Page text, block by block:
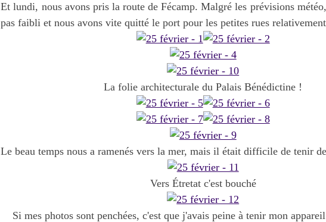
Et lundi, nous avons pris la route de Fécamp. Malgré les prévisions
pas faibli et nous avons vite quitté le port pour les petites rues
La folie architecturale du Palais Bénédictine !
Le beau temps nous a ramenés vers la mer, mais il était difficile de tenir
Vers Étretat c'est bouché
Si mes photos sont penchées, c'est que j'avais peine à tenir mon